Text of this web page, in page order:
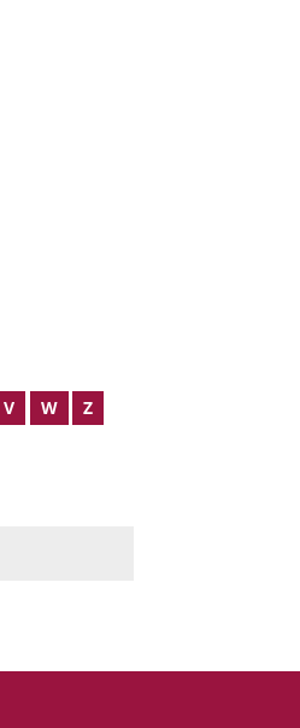
V W Z